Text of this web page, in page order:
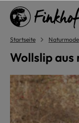
springen
Startseite Naturmode
Wollslip aus
Bildergalerie